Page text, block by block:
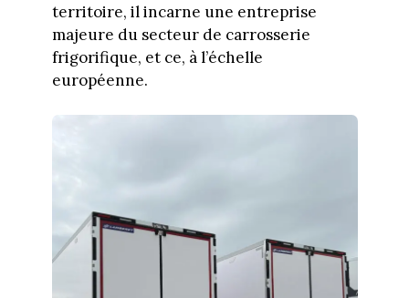
territoire, il incarne une entreprise
majeure du secteur de carrosserie
frigorifique, et ce, à l’échelle
européenne.